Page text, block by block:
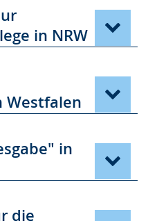
in NRW
Westfalen
in
die